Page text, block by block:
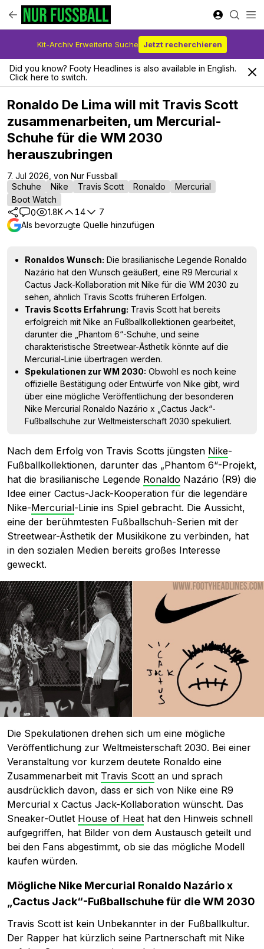
Kit-Archiv Erweiterte Suche Jetzt recherchieren
Did you know? Footy Headlines is also available in English.
Click here to switch.
Ronaldo De Lima will mit Travis Scott
zusammenarbeiten, um Mercurial-
Schuhe für die WM 2030
herauszubringen
7. Jul 2026, von Nur Fussball
Schuhe
Nike Travis Scott Ronaldo
Mercurial
Boot Watch
0
1.8K 14
7
Als bevorzugte Quelle hinzufügen
Ronaldos Wunsch: Die brasilianische Legende Ronaldo
Nazário hat den Wunsch geäußert, eine R9 Mercurial x
Cactus Jack-Kollaboration mit Nike für die WM 2030 zu
sehen, ähnlich Travis Scotts früheren Erfolgen.
Travis Scotts Erfahrung: Travis Scott hat bereits
erfolgreich mit Nike an Fußballkollektionen gearbeitet,
darunter die „Phantom 6“-Schuhe, und seine
charakteristische Streetwear-Ästhetik könnte auf die
Mercurial-Linie übertragen werden.
Spekulationen zur WM 2030: Obwohl es noch keine
offizielle Bestätigung oder Entwürfe von Nike gibt, wird
über eine mögliche Veröffentlichung der besonderen
Nike Mercurial Ronaldo Nazário x „Cactus Jack“-
Fußballschuhe zur Weltmeisterschaft 2030 spekuliert.
Nach dem Erfolg von Travis Scotts jüngsten Nike-
Fußballkollektionen, darunter das „Phantom 6“-Projekt,
hat die brasilianische Legende Ronaldo Nazário (R9) die
Idee einer Cactus-Jack-Kooperation für die legendäre
Nike-Mercurial-Linie ins Spiel gebracht. Die Aussicht,
eine der berühmtesten Fußballschuh-Serien mit der
Streetwear-Ästhetik der Musikikone zu verbinden, hat
in den sozialen Medien bereits großes Interesse
geweckt.
Die Spekulationen drehen sich um eine mögliche
Veröffentlichung zur Weltmeisterschaft 2030. Bei einer
Veranstaltung vor kurzem deutete Ronaldo eine
Zusammenarbeit mit Travis Scott an und sprach
ausdrücklich davon, dass er sich von Nike eine R9
Mercurial x Cactus Jack-Kollaboration wünscht. Das
Sneaker-Outlet House of Heat hat den Hinweis schnell
aufgegriffen, hat Bilder von dem Austausch geteilt und
bei den Fans abgestimmt, ob sie das mögliche Modell
kaufen würden.
Mögliche Nike Mercurial Ronaldo Nazário x
„Cactus Jack“-Fußballschuhe für die WM 2030
Travis Scott ist kein Unbekannter in der Fußballkultur.
Der Rapper hat kürzlich seine Partnerschaft mit Nike